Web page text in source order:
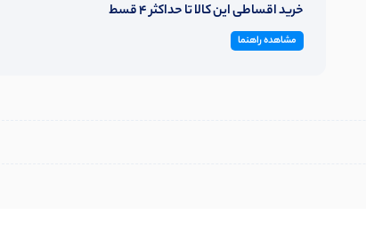
خرید اقساطی این کالا تا حداکثر 4 قسط
مشاهده راهنما